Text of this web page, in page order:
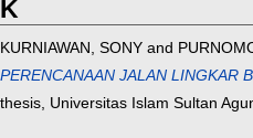
K
KURNIAWAN, SONY and
PERENCANAAN JALAN LINGKAR
thesis, Universitas Islam Sultan